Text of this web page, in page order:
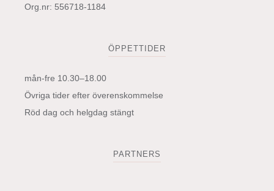
Org.nr: 556718-1184
ÖPPETTIDER
mån-fre 10.30–18.00
Övriga tider efter överenskommelse
Röd dag och helgdag stängt
PARTNERS